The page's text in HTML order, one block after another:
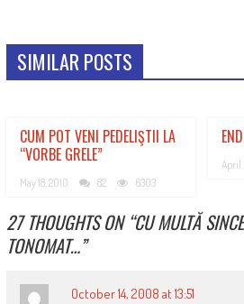
SIMILAR POSTS
CUM POT VENI PEDELIŞTII LA
“VORBE GRELE”
May 18, 2010 82 6303
April
27 THOUGHTS ON “CU MULTĂ
TONOMAT…”
October 14, 2008 at 13:51